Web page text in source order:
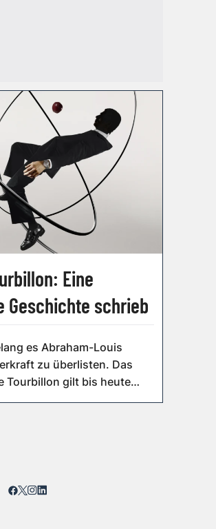
Eine
Geschichte schrieb
es Abraham-Louis
zu überlisten. Das
Tourbillon gilt bis heute